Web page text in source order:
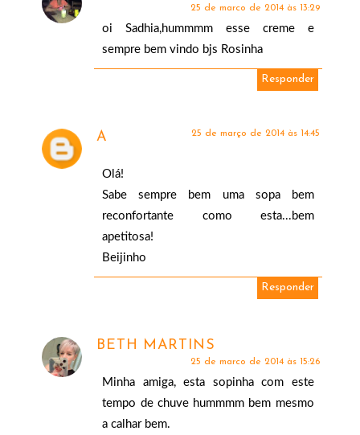
25 de março de 2014 às 13:29
oi Sadhia,hummmm esse creme e
sempre bem vindo bjs Rosinha
Responder
A 25 de março de 2014 às 14:45
Olá!
Sabe sempre bem uma sopa bem
reconfortante como esta...bem
apetitosa!
Beijinho
Responder
BETH MARTINS
25 de março de 2014 às 15:26
Minha amiga, esta sopinha com este
tempo de chuve hummmm bem mesmo
a calhar bem.